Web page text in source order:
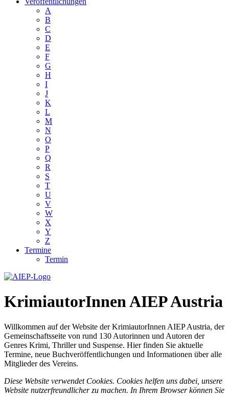
A
B
C
D
E
F
G
H
I
J
K
L
M
N
O
P
Q
R
S
T
U
V
W
X
Y
Z
Termine
Termin
KrimiautorInnen AIEP Austria
Willkommen auf der Website der KrimiautorInnen AIEP Austria, der
Gemeinschaftsseite von rund 130 Autorinnen und Autoren der
Genres Krimi, Thriller und Suspense. Hier finden Sie aktuelle
Termine, neue Buchveröffentlichungen und Informationen über alle
Mitglieder des Vereins.
Diese Website verwendet Cookies. Cookies helfen uns dabei, unsere
Website nutzerfreundlicher zu machen. In Ihrem Browser können Sie